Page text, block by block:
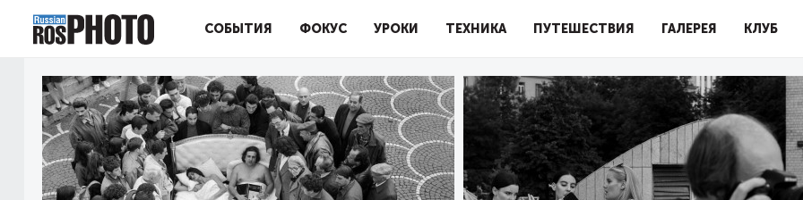
СОБЫТИЯ ФОКУС УРОКИ ТЕХНИКА ПУТЕШЕСТВИЯ ГАЛЕРЕЯ КЛУБ